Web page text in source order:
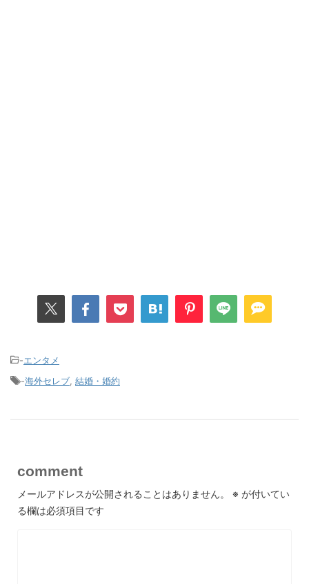
-エンタメ
-海外セレブ, 結婚・婚約
comment
メールアドレスが公開されることはありません。 ※ が付いてい
る欄は必須項目です